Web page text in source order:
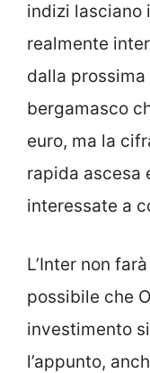
indizi lasciano
realmente
dalla
bergamasco
euro, ma la
rapida ascesa
interessate a
L’Inter non
possibile che
investimento
l’appunto,